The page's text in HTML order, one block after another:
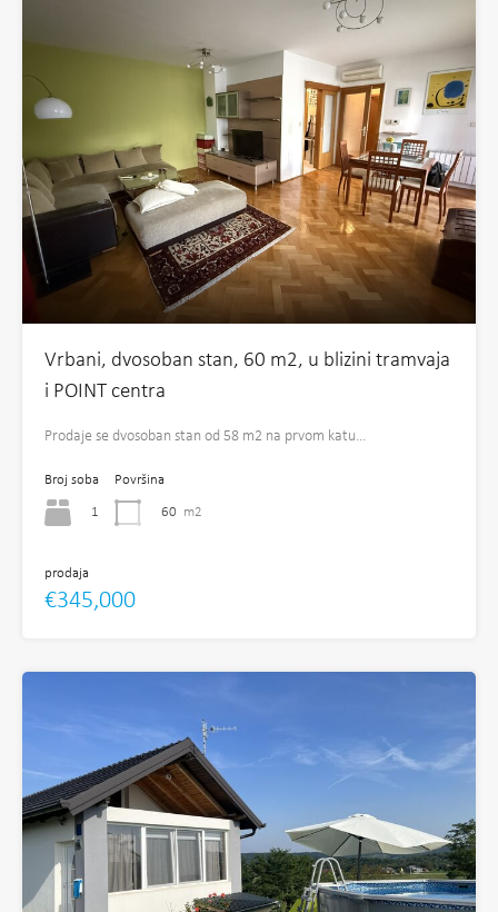
Vrbani, dvosoban stan, 60 m2, u blizini tramvaja
i POINT centra
Prodaje se dvosoban stan od 58 m2 na prvom katu…
Broj soba
1
Površina
60 m2
prodaja
€345,000